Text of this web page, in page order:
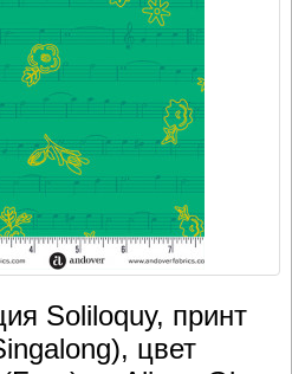
Soliloquy, принт
цвет